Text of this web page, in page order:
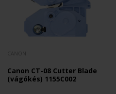
Canon CT-08 Cutter Blade
(vágókés) 1155C002